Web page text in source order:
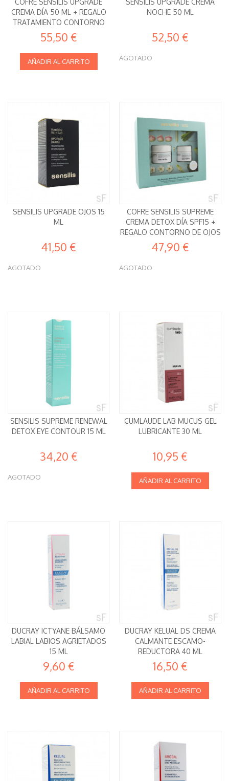
COFRE SENSILIS UPGRADE
CREMA DÍA 50 ML + REGALO
TRATAMIENTO CONTORNO
DE OJOS
55,50 €
AÑADIR AL CARRITO
SENSILIS UPGRADE CREMA
NOCHE 50 ML
52,50 €
AGOTADO
SENSILIS UPGRADE OJOS 15
ML
41,50 €
AGOTADO
COFRE SENSILIS SUPREME
CREMA DETOX DÍA SPF15 +
REGALO CONTORNO DE OJOS
47,90 €
AGOTADO
SENSILIS SUPREME RENEWAL
DETOX EYE CONTOUR 15 ML
34,20 €
AGOTADO
CUMLAUDE LAB MUCUS GEL
LUBRICANTE 30 ML
10,95 €
AÑADIR AL CARRITO
DUCRAY ICTYANE BÁLSAMO
LABIAL LABIOS AGRIETADOS
15 ML
9,60 €
AÑADIR AL CARRITO
DUCRAY KELUAL DS CREMA
CALMANTE ESCAMO-
REDUCTORA 40 ML
16,50 €
AÑADIR AL CARRITO